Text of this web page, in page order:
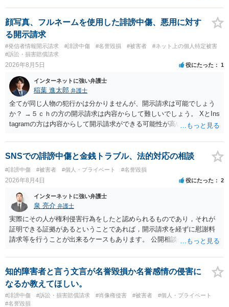
顔写真、フルネームを使用した誹謗中傷、悪用に対す
る開示請求
#発信者情報開示請求 #誹謗中傷 #名誉毀損 #被害者
#ネット上の個人特定被害
#訴訟・損害賠償請求
2026年8月5日 役にたった 1
インターネットに強い弁護士
稲葉 進太郎 弁護士
全てが同じ人物の犯行かは分かりませんが、開示請求は可能でしょう
か？ →５ｃｈの方の開示請求は内容からして難しいでしょう。 XとIns
tagramの方は内容からして開示請求ができる可能性が高いでしょう。
いでしょう。７月中にアカウントが削除されている場合、今から進め
ても失敗する可能性が高いように思われます。 相手を特定できた場
合、相手に全ての弁護士費用を負担させることは可能でしょうか？ →
訴訟外の交渉で相手方が認めれば負担させることができるでしょう。
訴訟で判決となった場合は、実際の弁護士費用が認められる場合と認
められない場合があり何ともいえないところでしょう。
SNSでの誹謗中傷と金銭トラブル、法的対応の相談
#誹謗中傷 #被害者 #個人・プライベート #名誉毀損
2026年8月4日 役にたった 2
インターネットに強い弁護士
泉 亮介 弁護士
実際にその人が権利侵害行為をしたと認められるものであり，それが
証明できる証拠があるということであれば，開示請求を経ずに慰謝料
請求等を行うことが出来るケースもあります。 公開相談の場では回答
に個別に相談されると良いでしょう。
知的障害者と言う文言が名誉毀損か名誉感情の侵害に
なるか教えてほしい。
#誹謗中傷 #訴訟・損害賠償請求 #肖像権侵害 #被害者
#個人・プライベート
#名誉毀損